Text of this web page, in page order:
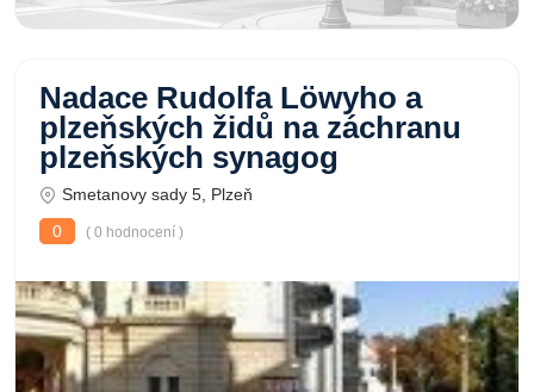
Nadace Rudolfa Löwyho a
plzeňských židů na záchranu
plzeňských synagog
Smetanovy sady 5, Plzeň
0
( 0 hodnocení )